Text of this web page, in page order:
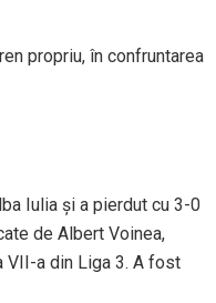
propriu, în confruntarea
Iulia și a pierdut cu 3-0
de Albert Voinea,
VII-a din Liga 3. A fost